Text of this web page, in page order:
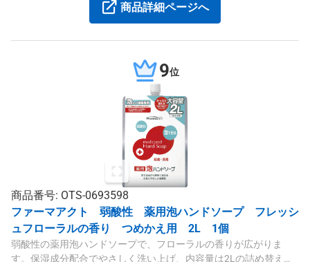
商品詳細ページへ
9位
商品番号: OTS-0693598
ファーマアクト 弱酸性 薬用泡ハンドソープ フレッシ
ュフローラルの香り つめかえ用 2L 1個
弱酸性の薬用泡ハンドソープで、フローラルの香りが広がりま
す。保湿成分配合でやさしく洗い上げ、内容量は2Lの詰め替えタ